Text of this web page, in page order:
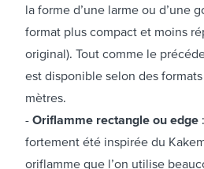
la forme d’une larme ou d’une
format plus compact et moins
original). Tout comme le
est disponible selon des
mètres.
Oriflamme rectangle ou edge
fortement été inspirée du
oriflamme que l’on utilise